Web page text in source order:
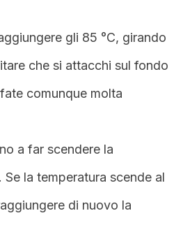
gli 85 °C, girando
che si attacchi sul fondo
comunque molta
a far scendere la
la temperatura scende al
di nuovo la